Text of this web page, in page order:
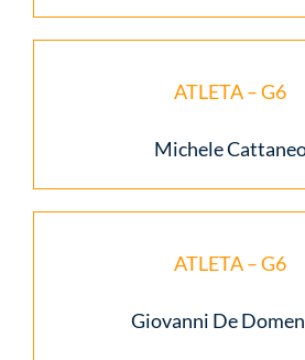
ATLETA – G6
Michele
ATLETA – G6
Giovanni De